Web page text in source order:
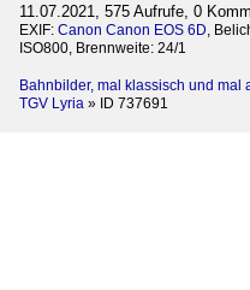
11.07.2021, 575 Aufrufe, 0
EXIF: Canon Canon EOS 6D,
ISO800, Brennweite: 24/1
Bahnbilder, mal klassisch und mal
TGV Lyria » ID 737691